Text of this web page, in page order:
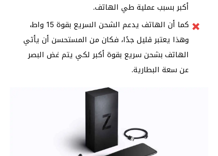
أكبر بسبب عملية طي الهاتف.
كما أن الهاتف يدعم الشحن السريع بقوة 15 واط،
وهذا يعتبر قليل جدًا، فكان من المستحسن أن يأتي
الهاتف بشحن سريع بقوة أكبر لكي يتم غض البصر
عن سعة البطارية.